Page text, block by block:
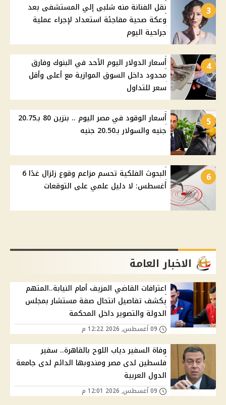
3
نقل الفنانة منه شلبى إلي المستشفى بعد
وعكة صحية مفاجئة استعداد لإجراء عملية
جراحية اليوم
4
أسعار الدولار اليوم الأحد في البنوك وفارق
محدود داخل السوق الموازية مع أعلى وأقل
سعر للتداول
5
أسعار الوقود في مصر اليوم .. بنزين 80 بـ20.75
جنيه والسولار بـ20.50 جنيه
6
البحوث الفلكية تحسم مزاعم وقوع زلزال غدًا 6
أغسطس: لا دليل علمي على التوقعات
الاخبار العامة
اعترافات القاضي المزيف أمام النيابة..المتهم
يكشف تفاصيل انتحال صفة مستشار بمجلس
الدولة والتصوير داخل المحكمة
وفاة السفير دياب اللوح بالقاهرة.. سفير
فلسطين لدى مصر ومندوبها الدائم لدى جامعة
الدول العربية